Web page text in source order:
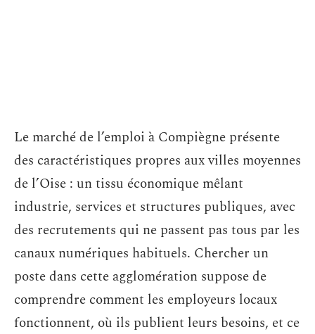
Le marché de l’emploi à Compiègne présente
des caractéristiques propres aux villes moyennes
de l’Oise : un tissu économique mêlant
industrie, services et structures publiques, avec
des recrutements qui ne passent pas tous par les
canaux numériques habituels. Chercher un
poste dans cette agglomération suppose de
comprendre comment les employeurs locaux
fonctionnent, où ils publient leurs besoins, et ce